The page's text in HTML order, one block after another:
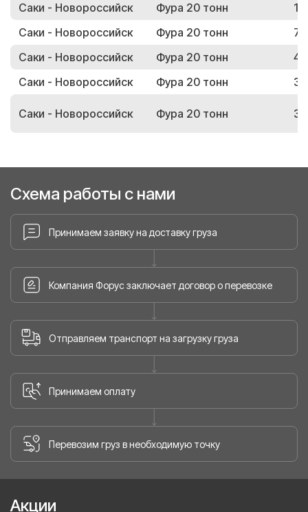
Саки - Новороссийск
Фура 20 тонн
Саки - Новороссийск
Фура 20 тонн
Саки - Новороссийск
Фура 20 тонн
Саки - Новороссийск
Фура 20 тонн
Саки - Новороссийск Фура 20 тонн
Схема работы с нами
Принимаем заявку на доставку груза
Компания Форус заключает договор о перевозке
Отправляем транспорт на загрузку груза
Принимаем оплату
Перевозим груз в необходимую точку
Акции